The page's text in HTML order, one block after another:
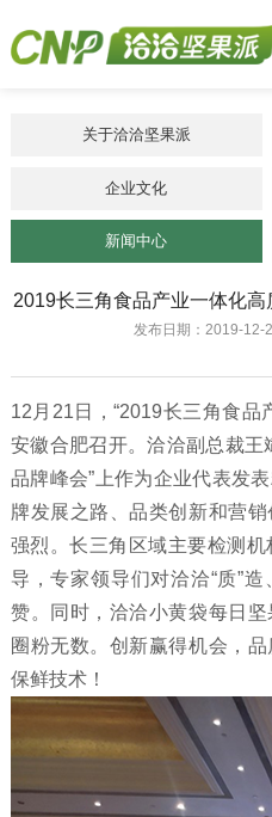
关于洽洽坚果派
企业文化
新闻中心
2019长三角食品产业一体化
发布日期：2019-
12月21日，“2019长三角食品
安徽合肥召开。洽洽副总裁王
品牌峰会”上作为企业代表发
牌发展之路、品类创新和营
强烈。长三角区域主要检测
导，专家领导们对洽洽“质”
赞。同时，洽洽小黄袋每日
圈粉无数。创新赢得机会，
保鲜技术！